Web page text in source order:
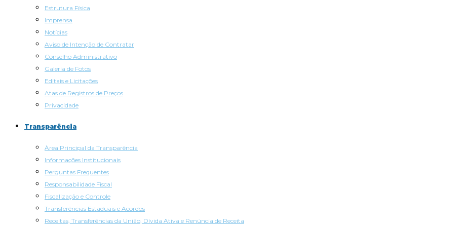
Estrutura Física
Imprensa
Notícias
Aviso de Intenção de Contratar
Conselho Administrativo
Galeria de Fotos
Editais e Licitações
Atas de Registros de Preços
Privacidade
Transparência
Àrea Principal da Transparência
Informações Institucionais
Perguntas Frequentes
Responsabilidade Fiscal
Fiscalização e Controle
Transferências Estaduais e Acordos
Receitas, Transferências da União, Dívida Ativa e Renúncia de Receita